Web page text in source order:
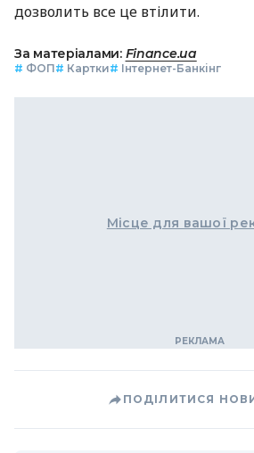
дозволить все це втілити.
За матеріалами: Finance.ua
# ФОП# Картки# Інтернет-Банкінг
Місце для вашої
ПОДІЛИТИСЯ